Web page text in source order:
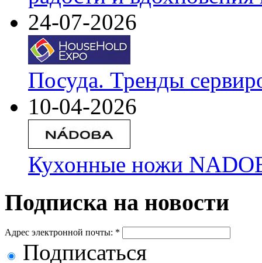
24-07-2026
Посуда. Тренды
10-04-2026
Кухонные ножи
Подписка на новости
Адрес электронной почты: *
Подписаться